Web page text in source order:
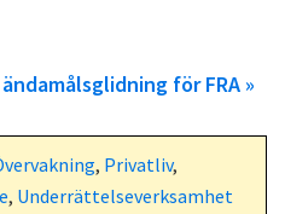
för FRA »
, Privatliv,
, Underrättelseverksamhet